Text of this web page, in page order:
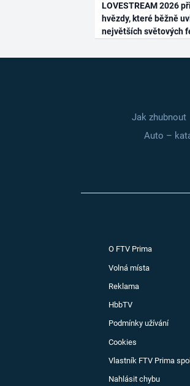
LOVESTREAM 2026
hvězdy, které běžně
největších světových
Jak zhubnout
Auto –
O FTV Prima
Volná místa
Reklama
HbbTV
Podmínky užívání
Cookies
Vlastník FTV Prima
Nahlásit chybu